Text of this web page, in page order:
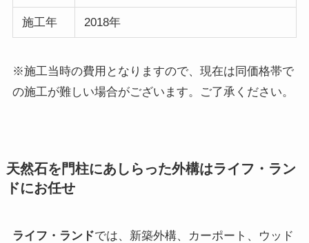
施工年 2018年
※施工当時の費用となりますので、現在は同価格帯で
の施工が難しい場合がございます。ご了承ください。
天然石を門柱にあしらった外構はライフ・ラン
ドにお任せ
ライフ・ランドでは、新築外構、カーポート、ウッド